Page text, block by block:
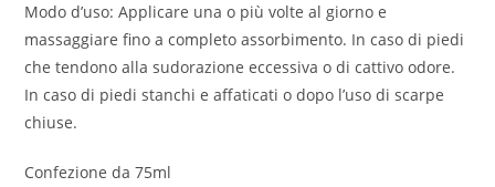
Modo d’uso: Applicare una o più volte al giorno e
massaggiare fino a completo assorbimento. In caso di piedi
che tendono alla sudorazione eccessiva o di cattivo odore.
In caso di piedi stanchi e affaticati o dopo l’uso di scarpe
chiuse.
Confezione da 75ml